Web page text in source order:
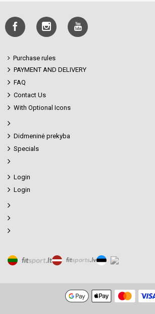
Purchase rules
PAYMENT AND DELIVERY
FAQ
Contact Us
With Optional Icons
Didmeninė prekyba
Specials
Login
Login